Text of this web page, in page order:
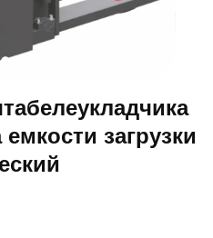
загрузки